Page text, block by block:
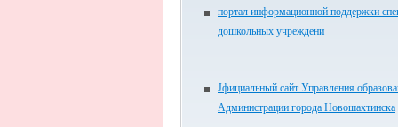
портал информационной поддержки
дошкольных учреждени
Jфициальный сайт Управления
Администрации города Новошахтинска